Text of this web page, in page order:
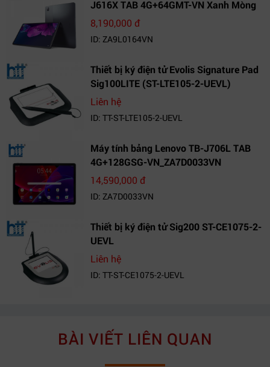
J616X TAB 4G+64GMT-VN Xanh Mòng
Két_ZA9L0164VN
8,190,000 đ
ID: ZA9L0164VN
Thiết bị ký điện tử Evolis Signature Pad
Sig100LITE (ST-LTE105-2-UEVL)
Liên hệ
ID: TT-ST-LTE105-2-UEVL
Máy tính bảng Lenovo TB-J706L TAB
4G+128GSG-VN_ZA7D0033VN
14,590,000 đ
ID: ZA7D0033VN
Thiết bị ký điện tử Sig200 ST-CE1075-2-
UEVL
Liên hệ
ID: TT-ST-CE1075-2-UEVL
BÀI VIẾT LIÊN QUAN